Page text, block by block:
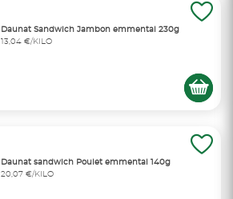
Daunat Sandwich Jambon emmental 230g
13,04 €/KILO
Daunat sandwich Poulet emmental 140g
20,07 €/KILO